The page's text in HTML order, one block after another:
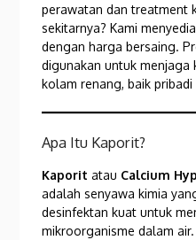
perawatan dan treatment
sekitarnya? Kami
dengan harga bersaing.
digunakan untuk menjaga
kolam renang, baik
Apa Itu Kaporit?
Kaporit atau Calcium
adalah senyawa kimia
desinfektan kuat untuk
mikroorganisme dalam